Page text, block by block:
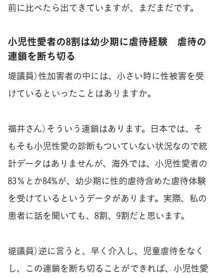
前に比べたら出てきていますが、まだまだです。
小児性愛者の8割は幼少期に虐待経験 虐待の
連鎖を断ち切る
堤議員）性加害者の中には、小さい時に性被害を受
けているといったことはありますか。
福井さん）そういう連鎖はあります。日本では、そ
もそも小児性愛の診断もついていない状況なので統
計データはありませんが、海外では、小児性愛者の
83％とか84%が、幼少期に性的虐待含めた虐待体験
を受けているというデータがあります。実際、私の
患者に話を聞いても、8割、9割だと思います。
堤議員）逆に言うと、早く介入し、児童虐待をなく
し、この連鎖を断ち切ることができれば、小児性愛